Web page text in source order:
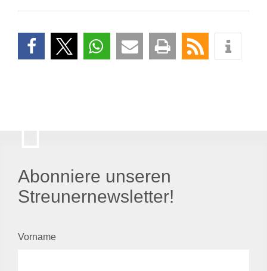
Abonniere unseren
Streunernewsletter!
Vorname